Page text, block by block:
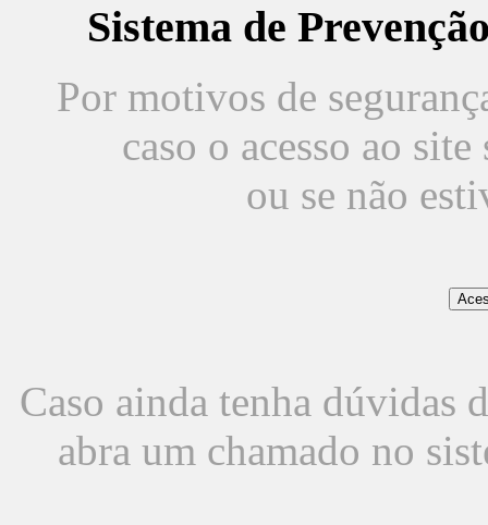
Sistema de
Por motivos de
caso o acesso ao
ou se não
Caso ainda tenha dúvidas
abra um chamado no